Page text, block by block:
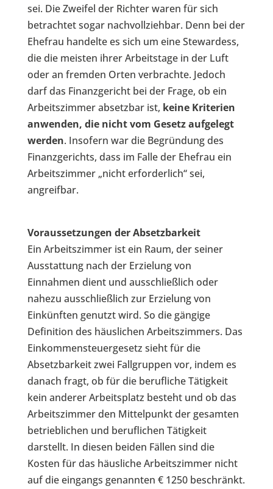
sei. Die Zweifel der Richter waren für sich
betrachtet sogar nachvollziehbar. Denn bei der
Ehefrau handelte es sich um eine Stewardess,
die die meisten ihrer Arbeitstage in der Luft
oder an fremden Orten verbrachte. Jedoch
darf das Finanzgericht bei der Frage, ob ein
Arbeitszimmer absetzbar ist, keine Kriterien
anwenden, die nicht vom Gesetz aufgelegt
werden. Insofern war die Begründung des
Finanzgerichts, dass im Falle der Ehefrau ein
Arbeitszimmer „nicht erforderlich“ sei,
angreifbar.
Voraussetzungen der Absetzbarkeit
Ein Arbeitszimmer ist ein Raum, der seiner
Ausstattung nach der Erzielung von
Einnahmen dient und ausschließlich oder
nahezu ausschließlich zur Erzielung von
Einkünften genutzt wird. So die gängige
Definition des häuslichen Arbeitszimmers. Das
Einkommensteuergesetz sieht für die
Absetzbarkeit zwei Fallgruppen vor, indem es
danach fragt, ob für die berufliche Tätigkeit
kein anderer Arbeitsplatz besteht und ob das
Arbeitszimmer den Mittelpunkt der gesamten
betrieblichen und beruflichen Tätigkeit
darstellt. In diesen beiden Fällen sind die
Kosten für das häusliche Arbeitszimmer nicht
auf die eingangs genannten € 1250 beschränkt.